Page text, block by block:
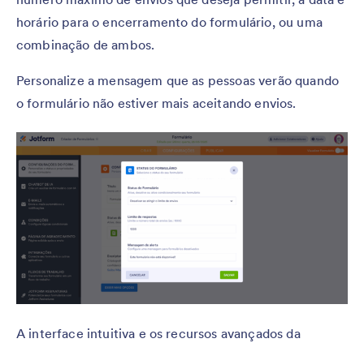
horário para o encerramento do formulário, ou uma
combinação de ambos.
Personalize a mensagem que as pessoas verão quando
o formulário não estiver mais aceitando envios.
A interface intuitiva e os recursos avançados da